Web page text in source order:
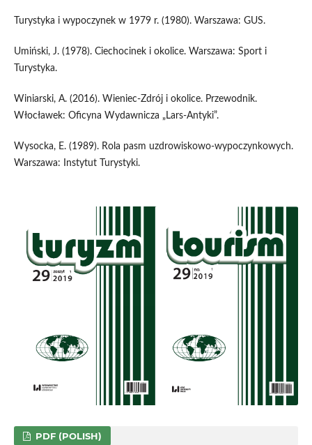
Turystyka i wypoczynek w 1979 r. (1980). Warszawa: GUS.
Umiński, J. (1978). Ciechocinek i okolice. Warszawa: Sport i
Turystyka.
Winiarski, A. (2016). Wieniec-Zdrój i okolice. Przewodnik.
Włocławek: Oficyna Wydawnicza „Lars-Antyki”.
Wysocka, E. (1989). Rola pasm uzdrowiskowo-wypoczynkowych.
Warszawa: Instytut Turystyki.
PDF (POLISH)